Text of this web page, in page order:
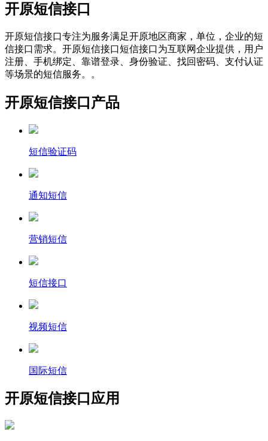
开原短信接口
开原短信接口专注为服务满足开原地区商家，单位，企业的短
信接口需求。开原短信接口短信接口为互联网企业提供，用户
注册、手机绑定、靠谱登录、身份验证、找回密码、支付认证
等场景的短信服务。。
开原短信接口产品
短信验证码
通知短信
营销短信
短信接口
视频短信
国际短信
开原短信接口应用